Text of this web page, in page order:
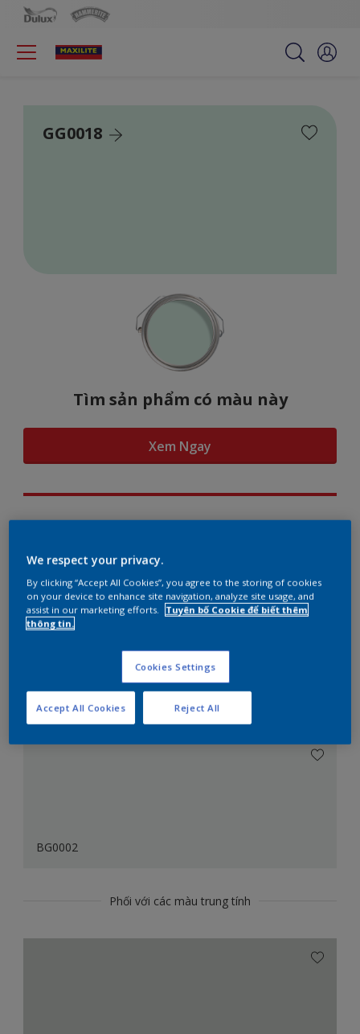
GG0018
Tìm sản phẩm có màu này
Xem Ngay
BG0002
Phối với các màu trung tính
We respect your privacy.
By clicking “Accept All Cookies”, you agree to the storing of cookies
on your device to enhance site navigation, analyze site usage, and
assist in our marketing efforts.
Tuyên bố Cookie để biết thêm
thông tin.
Cookies Settings
Reject All
Accept All Cookies